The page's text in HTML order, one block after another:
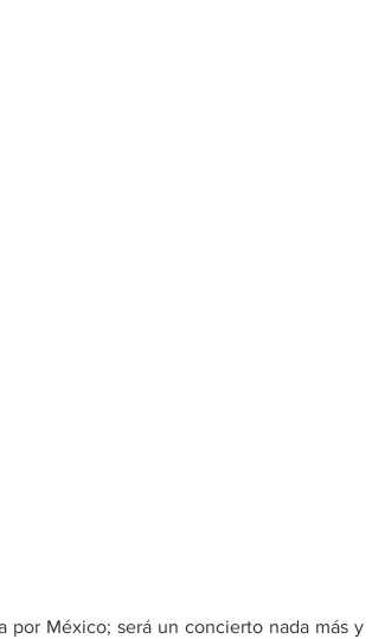
por México; será un concierto nada más y